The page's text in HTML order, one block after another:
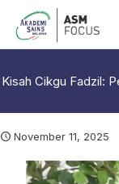
Kisah Cikgu Fadzil:
November 11, 2025